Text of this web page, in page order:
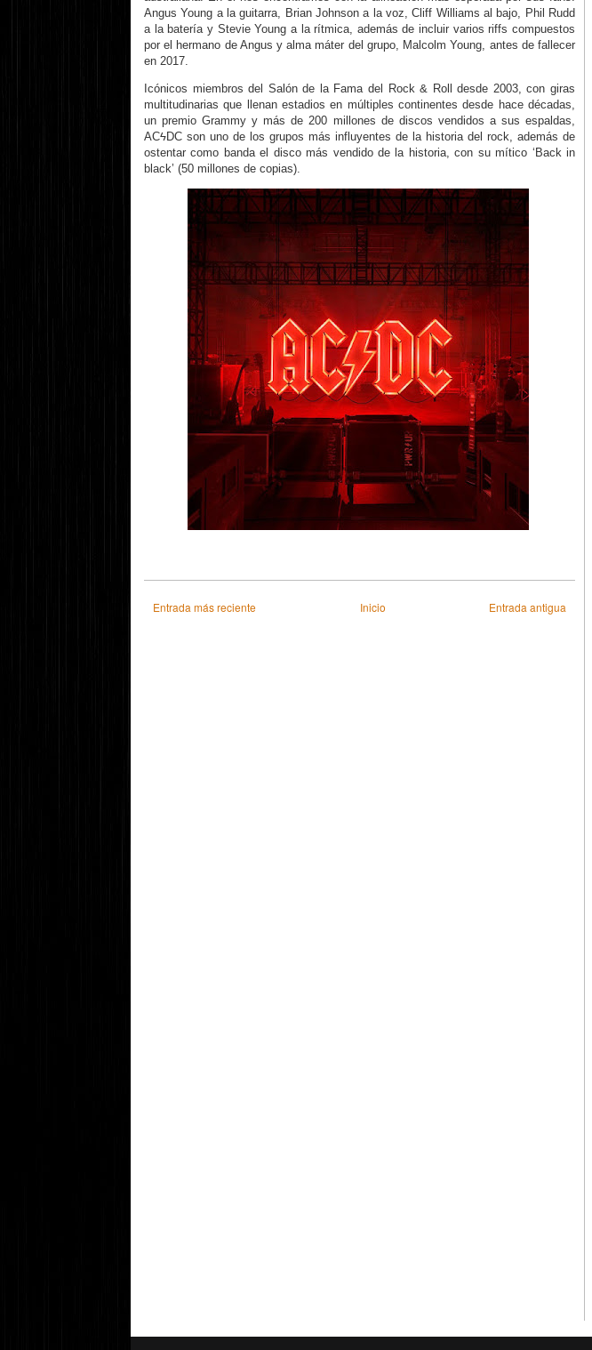
Angus Young a la guitarra, Brian Johnson a la voz, Cliff Williams al bajo, Phil Rudd
a la batería y Stevie Young a la rítmica, además de incluir varios riffs compuestos
por el hermano de Angus y alma máter del grupo, Malcolm Young, antes de fallecer
en 2017.
Icónicos miembros del Salón de la Fama del Rock & Roll desde 2003, con giras
multitudinarias que llenan estadios en múltiples continentes desde hace décadas,
un premio Grammy y más de 200 millones de discos vendidos a sus espaldas,
ACϟDC son uno de los grupos más influyentes de la historia del rock, además de
ostentar como banda el disco más vendido de la historia, con su mítico ‘Back in
black’ (50 millones de copias).
Entrada más reciente Entrada antigua
Inicio